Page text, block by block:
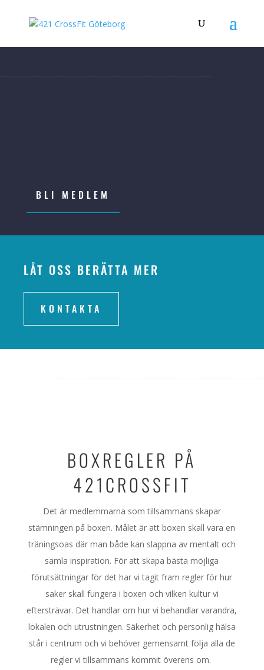
BLI MEDLEM
LÅT OSS BERÄTTA MER
KONTAKTA
BOXREGLER PÅ
421CROSSFIT
Det är medlemmarna som tillsammans skapar
stämningen på boxen. Målet är att boxen skall vara en
träningsoas där man både kan slappna av mentalt och
samla inspiration. För att skapa bästa möjliga
förutsättningar för det har vi tagit fram regler för hur
saker skall fungera i boxen och vilken kultur vi
eftersträvar. Det handlar om hur vi behandlar varandra,
lokalen och utrustningen. Säkerhet och personlig hälsa
står i centrum och vi behöver gemensamt följa alla de
regler vi tillsammans kommit överens om.